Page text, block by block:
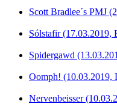
Scott Bradlee´s PMJ
Sólstafir (17.03.2019,
Spidergawd
Oomph! (10.03.2019,
Nervenbeisser